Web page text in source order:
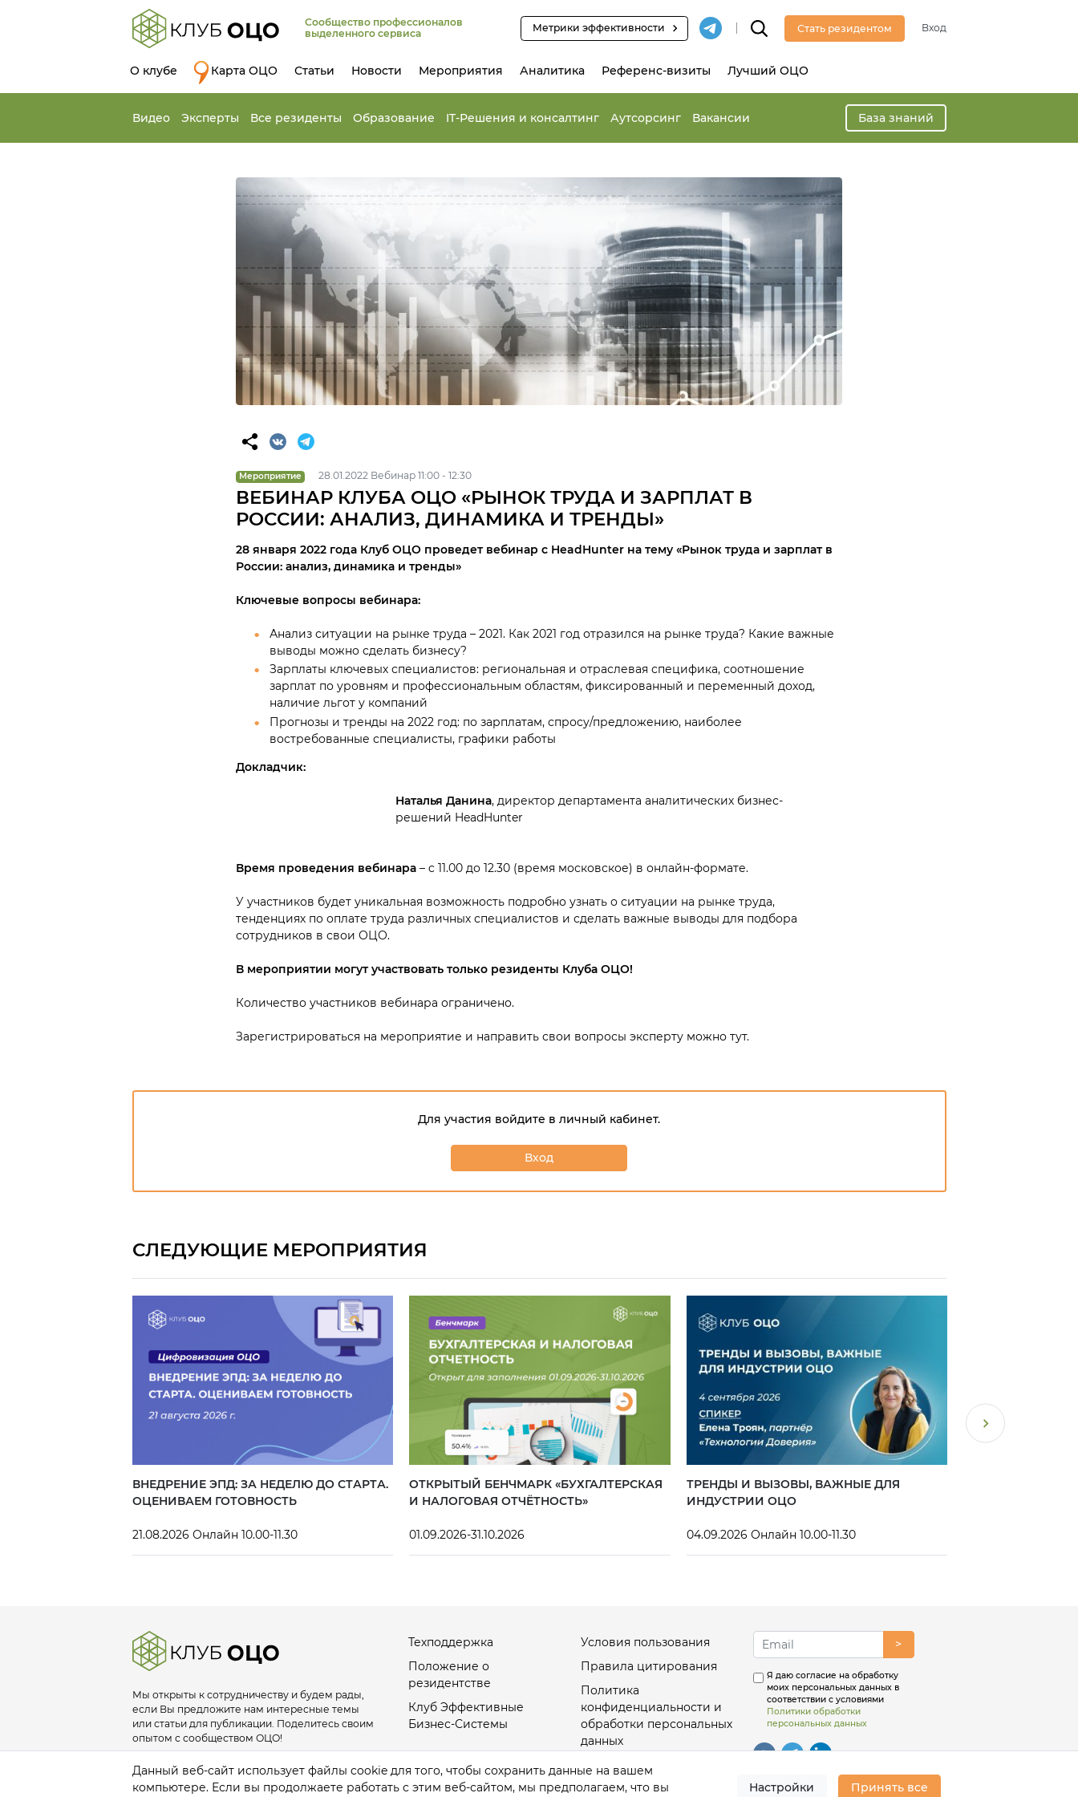
Сообщество профессионалов
выделенного сервиса
Метрики эффективности Стать резидентом Вход
О клубе Карта ОЦО Статьи Новости Мероприятия Аналитика Референс-визиты Лучший ОЦО
Видео Эксперты Все резиденты Образование IT-Решения и консалтинг Аутсорсинг Вакансии База знаний
Мероприятие 28.01.2022 Вебинар 11:00 - 12:30
ВЕБИНАР КЛУБА ОЦО «РЫНОК ТРУДА И ЗАРПЛАТ В
РОССИИ: АНАЛИЗ, ДИНАМИКА И ТРЕНДЫ»
28 января 2022 года Клуб ОЦО проведет вебинар с HeadHunter на тему «Рынок труда и зарплат в
России: анализ, динамика и тренды»
Ключевые вопросы вебинара:
Анализ ситуации на рынке труда – 2021. Как 2021 год отразился на рынке труда? Какие важные
выводы можно сделать бизнесу?
Зарплаты ключевых специалистов: региональная и отраслевая специфика, соотношение
зарплат по уровням и профессиональным областям, фиксированный и переменный доход,
наличие льгот у компаний
Прогнозы и тренды на 2022 год: по зарплатам, спросу/предложению, наиболее
востребованные специалисты, графики работы
Докладчик:
Наталья Данина, директор департамента аналитических бизнес-
решений HeadHunter
Время проведения вебинара– c 11.00 до 12.30 (время московское) в онлайн-формате.
У участников будет уникальная возможность подробно узнать о ситуации на рынке труда,
тенденциях по оплате труда различных специалистов и сделать важные выводы для подбора
сотрудников в свои ОЦО.
В мероприятии могут участвовать только резиденты Клуба ОЦО!
Количество участников вебинара ограничено.
Зарегистрироваться на мероприятие и направить свои вопросы эксперту можно тут.
Для участия войдите в личный кабинет.
Вход
СЛЕДУЮЩИЕ МЕРОПРИЯТИЯ
ВНЕДРЕНИЕ ЭПД: ЗА НЕДЕЛЮ ДО СТАРТА.
ОЦЕНИВАЕМ ГОТОВНОСТЬ
21.08.2026 Онлайн 10.00-11.30
ОТКРЫТЫЙ БЕНЧМАРК «БУХГАЛТЕРСКАЯ
И НАЛОГОВАЯ ОТЧЁТНОСТЬ»
01.09.2026-31.10.2026
ТРЕНДЫ И ВЫЗОВЫ, ВАЖНЫЕ ДЛЯ
ИНДУСТРИИ ОЦО
04.09.2026 Онлайн 10.00-11.30
Мы открыты к сотрудничеству и будем рады,
если Вы предложите нам интересные темы
или статьи для публикации. Поделитесь своим
опытом с сообществом ОЦО!
Техподдержка
Положение о
резидентстве
Клуб Эффективные
Бизнес-Системы
Условия пользования
Правила цитирования
Политика
конфиденциальности и
обработки персональных
данных
Настройки Cookies
>
Я даю согласие на обработку
моих персональных данных в
соответствии с условиями
Политики обработки
персональных данных
Данный веб-сайт использует файлы cookie для того, чтобы сохранить данные на вашем
компьютере. Если вы продолжаете работать с этим веб-сайтом, мы предполагаем, что вы
Настройки Принять все